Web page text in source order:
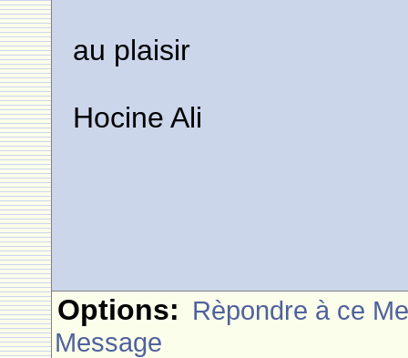
au plaisir
Hocine Ali
Options: Rèpondre à ce
Message